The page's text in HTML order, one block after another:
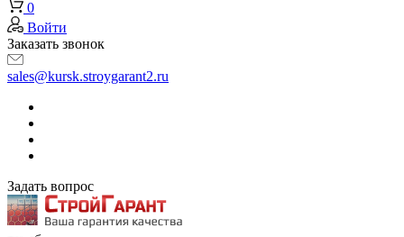
0
Войти
Заказать звонок
sales@kursk.stroygarant2.ru
Задать вопрос